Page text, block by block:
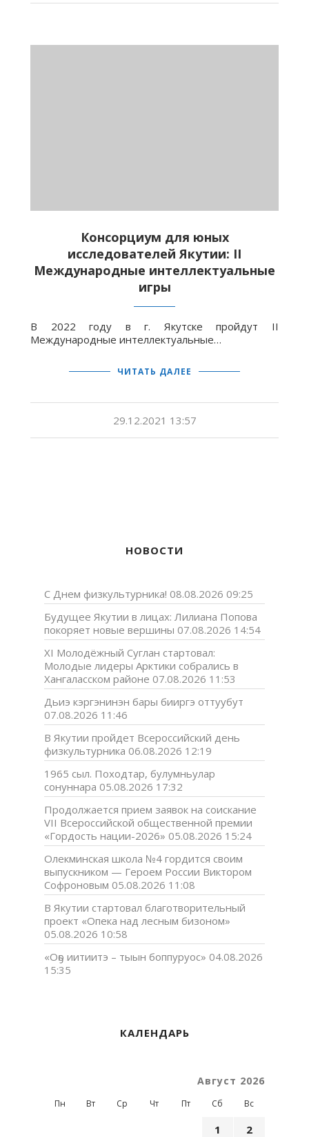
Консорциум для юных
исследователей Якутии: II
Международные интеллектуальные
игры
В 2022 году в г. Якутске пройдут II
Международные интеллектуальные…
ЧИТАТЬ ДАЛЕЕ
29.12.2021 13:57
НОВОСТИ
С Днем физкультурника! 08.08.2026 09:25
Будущее Якутии в лицах: Лилиана Попова
покоряет новые вершины 07.08.2026 14:54
XI Молодёжный Суглан стартовал:
Молодые лидеры Арктики собрались в
Хангаласском районе 07.08.2026 11:53
Дьиэ кэргэнинэн бары бииргэ оттуубут
07.08.2026 11:46
В Якутии пройдет Всероссийский день
физкультурника 06.08.2026 12:19
1965 сыл. Походтар, булумньулар
сонуннара 05.08.2026 17:32
Продолжается прием заявок на соискание
VII Всероссийской общественной премии
«Гордость нации-2026» 05.08.2026 15:24
Олекминская школа №4 гордится своим
выпускником — Героем России Виктором
Софроновым 05.08.2026 11:08
В Якутии стартовал благотворительный
проект «Опека над лесным бизоном»
05.08.2026 10:58
«Оҕо иитиитэ – тыын боппуруос» 04.08.2026
15:35
КАЛЕНДАРЬ
Август 2026
Пн Вт Ср Чт Пт Сб Вс
1
2